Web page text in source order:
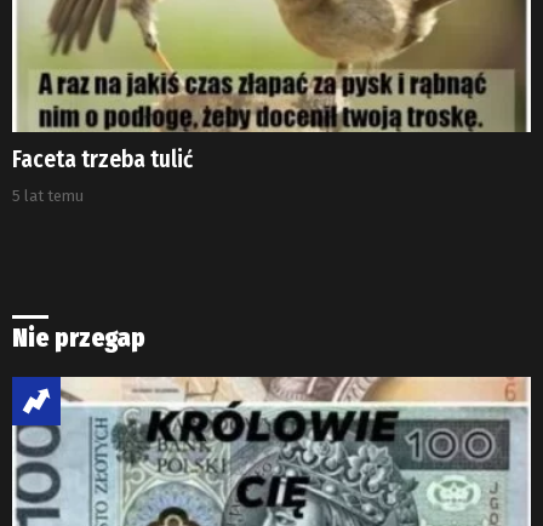
Faceta trzeba tulić
5 lat temu
Nie przegap